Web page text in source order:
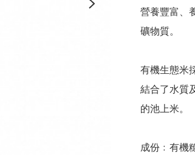
營養豐富、
礦物質。
有機生態米
結合了水質
的池上米。
成份﹕有機